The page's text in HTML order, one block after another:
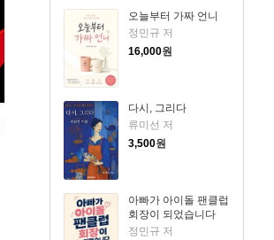
오늘부터 가짜 언니
정민규 저
16,000원
다시, 그리다
류미선 저
3,500원
아빠가 아이돌 팬클럽
회장이 되었습니다
정민규 저